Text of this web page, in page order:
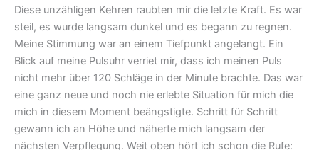
Diese unzähligen Kehren raubten mir die letzte Kraft. Es war
steil, es wurde langsam dunkel und es begann zu regnen.
Meine Stimmung war an einem Tiefpunkt angelangt. Ein
Blick auf meine Pulsuhr verriet mir, dass ich meinen Puls
nicht mehr über 120 Schläge in der Minute brachte. Das war
eine ganz neue und noch nie erlebte Situation für mich die
mich in diesem Moment beängstigte. Schritt für Schritt
gewann ich an Höhe und näherte mich langsam der
nächsten Verpflegung. Weit oben hört ich schon die Rufe: